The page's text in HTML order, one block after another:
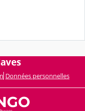
Données personnelles